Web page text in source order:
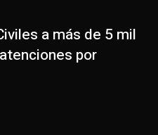
a más de 5 mil
por